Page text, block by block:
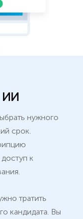
ИИ
нужного
срок.
к
тратить
кандидата. Вы